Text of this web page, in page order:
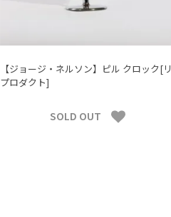
【ジョージ・ネルソン】ピル クロック[リ
プロダクト]
SOLD OUT